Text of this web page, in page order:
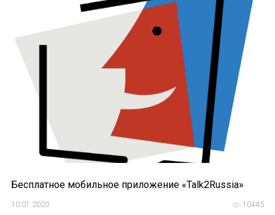
Бесплатное мобильное приложение «Talk2Russia»
10445
10.01.2020